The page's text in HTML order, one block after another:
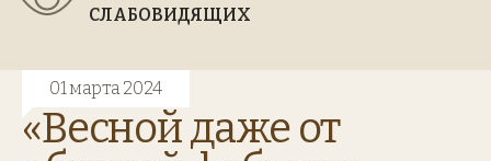
СЛАБОВИДЯЩИХ
01 марта 2024
«Весной даже от